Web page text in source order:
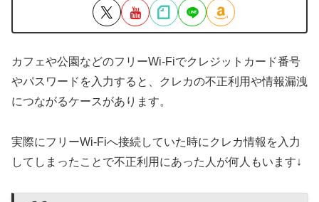
カフェや公園などのフリーWi-Fiでクレジットカード番号
やパスワードを入力すると、クレカの不正利用や情報漏洩
につながるケースがあります。
実際にフリーWi-Fiへ接続していた時にクレカ情報を入力
してしまったことで不正利用にあった人が何人もいます↓